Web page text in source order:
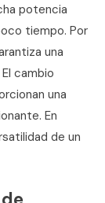
potencia
tiempo. Por
una
cambio
una
En
de un